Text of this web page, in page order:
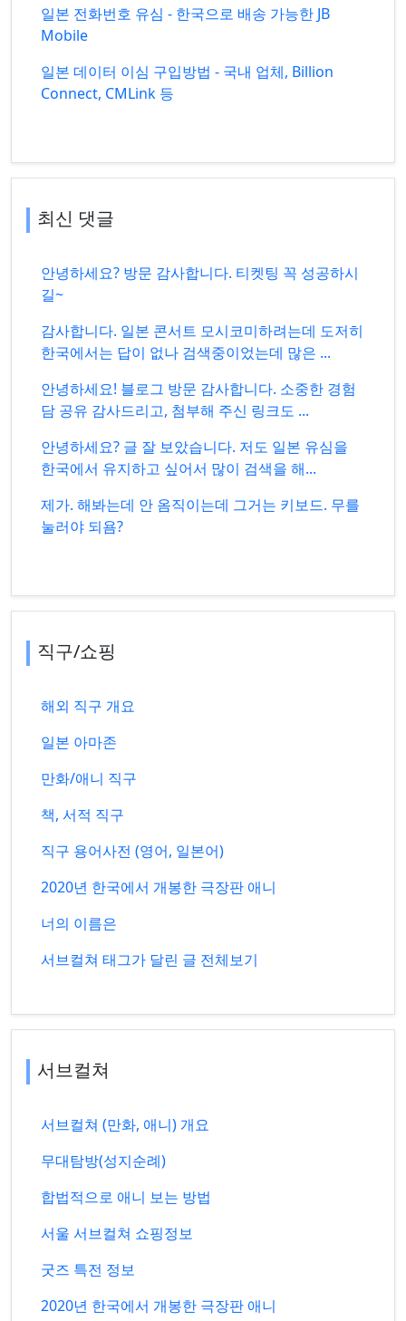
일본 전화번호 유심 - 한국으로 배송 가능한 JB
Mobile
일본 데이터 이심 구입방법 - 국내 업체, Billion
Connect, CMLink 등
최신 댓글
안녕하세요? 방문 감사합니다. 티켓팅 꼭 성공하시
길~
감사합니다. 일본 콘서트 모시코미하려는데 도저히
한국에서는 답이 없나 검색중이었는데 많은 ...
안녕하세요! 블로그 방문 감사합니다. 소중한 경험
담 공유 감사드리고, 첨부해 주신 링크도 ...
안녕하세요? 글 잘 보았습니다. 저도 일본 유심을
한국에서 유지하고 싶어서 많이 검색을 해...
제가. 해봐는데 안 옴직이는데 그거는 키보드. 무를
눌러야 되욤?
직구/쇼핑
해외 직구 개요
일본 아마존
만화/애니 직구
책, 서적 직구
직구 용어사전 (영어, 일본어)
2020년 한국에서 개봉한 극장판 애니
너의 이름은
서브컬쳐 태그가 달린 글 전체보기
서브컬쳐
서브컬쳐 (만화, 애니) 개요
무대탐방(성지순례)
합법적으로 애니 보는 방법
서울 서브컬쳐 쇼핑정보
굿즈 특전 정보
2020년 한국에서 개봉한 극장판 애니